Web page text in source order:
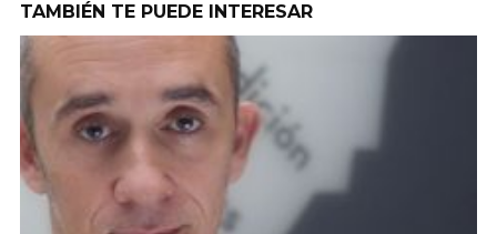
TAMBIÉN TE PUEDE INTERESAR